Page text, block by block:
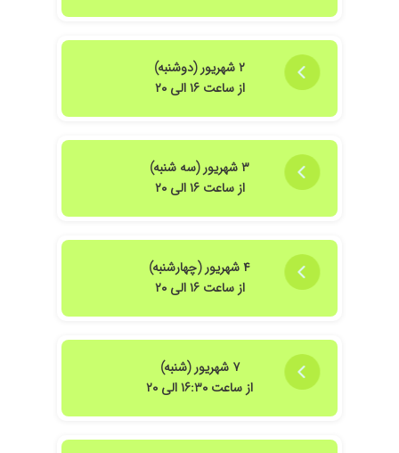
۲ شهریور (دوشنبه)
از ساعت ۱۶ الی ۲۰
۳ شهریور (سه شنبه)
از ساعت ۱۶ الی ۲۰
۴ شهریور (چهارشنبه)
از ساعت ۱۶ الی ۲۰
۷ شهریور (شنبه)
از ساعت ۱۶:۳۰ الی ۲۰